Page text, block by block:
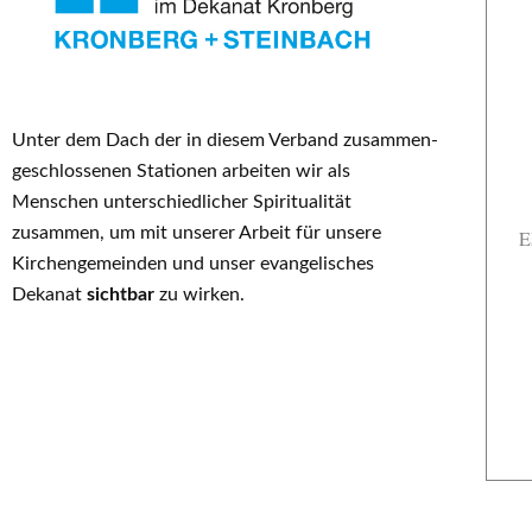
Unter dem Dach der in diesem Verband zusammen-
geschlossenen Stationen ar­beiten wir als
Menschen unterschiedlicher Spiritualität
zusammen, um mit unserer Arbeit für unsere
Kirchenge­meinden und unser evangelisches
Dekanat sichtbar zu wirken.